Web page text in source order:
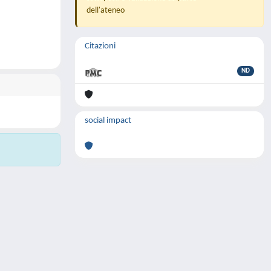
dell'ateneo
Citazioni
ND
social impact